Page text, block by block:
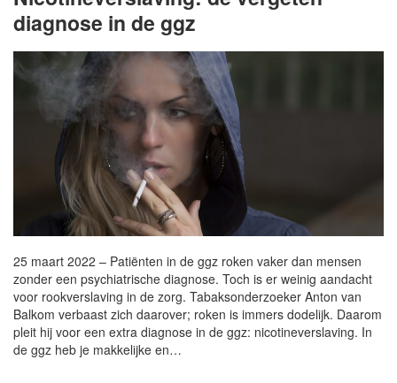
diagnose in de ggz
25 maart 2022 – Patiënten in de ggz roken vaker dan mensen
zonder een psychiatrische diagnose. Toch is er weinig aandacht
voor rookverslaving in de zorg. Tabaksonderzoeker Anton van
Balkom verbaast zich daarover; roken is immers dodelijk. Daarom
pleit hij voor een extra diagnose in de ggz: nicotineverslaving. In
de ggz heb je makkelijke en…